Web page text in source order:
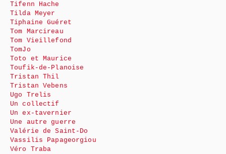
Tifenn Hache
Tilda Meyer
Tiphaine Guéret
Tom Marcireau
Tom Vieillefond
TomJo
Toto et Maurice
Toufik-de-Planoise
Tristan Thil
Tristan Vebens
Ugo Trelis
Un collectif
Un ex-tavernier
Une autre guerre
Valérie de Saint-Do
Vassilis Papageorgiou
Véro Traba